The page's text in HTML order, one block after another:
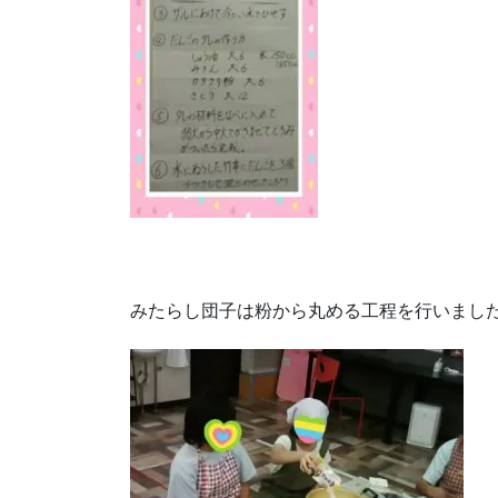
みたらし団子は粉から丸める工程を行いまし